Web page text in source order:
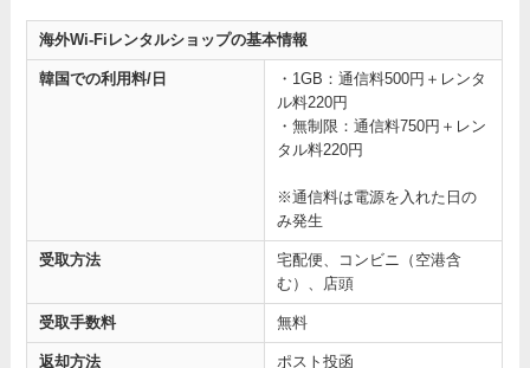
海外Wi-Fiレンタルショップの基本情報
韓国での利用料/日
・1GB：通信料500円＋レンタ
ル料220円
・無制限：通信料750円＋レン
タル料220円
※通信料は電源を入れた日の
み発生
受取方法
宅配便、コンビニ（空港含
む）、店頭
受取手数料 無料
返却方法 ポスト投函